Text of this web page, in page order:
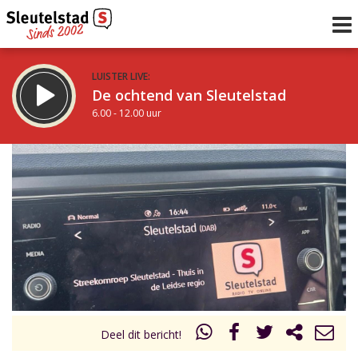
LUISTER LIVE:
De ochtend van Sleutelstad
6.00 - 12.00 uur
STRAKS:
De middag van Sleutelstad
12.00 - 17.00 uur
Vorig uur
uur 1 van 0 Volgend uur
Deel dit bericht!